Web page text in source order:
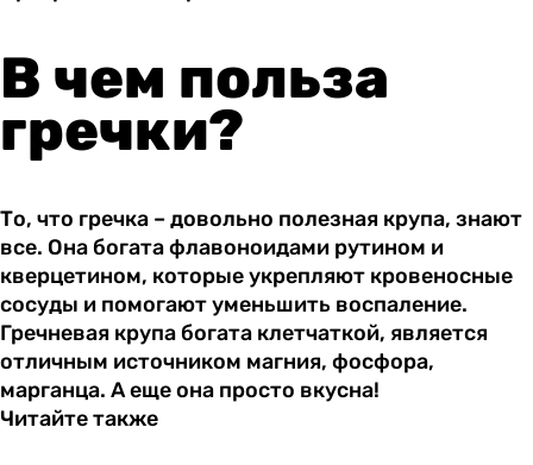
В чем польза
гречки?
То, что гречка – довольно полезная крупа, знают
все. Она богата флавоноидами рутином и
кверцетином, которые укрепляют кровеносные
сосуды и помогают уменьшить воспаление.
Гречневая крупа богата клетчаткой, является
отличным источником магния, фосфора,
марганца. А еще она просто вкусна!
Читайте также